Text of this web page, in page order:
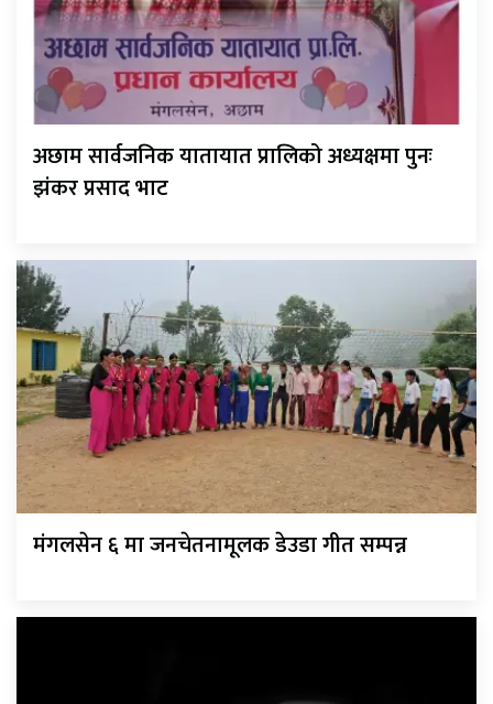
अछाम सार्वजनिक यातायात प्रालिको अध्यक्षमा पुनः
झंकर प्रसाद भाट
मंगलसेन ६ मा जनचेतनामूलक डेउडा गीत सम्पन्न